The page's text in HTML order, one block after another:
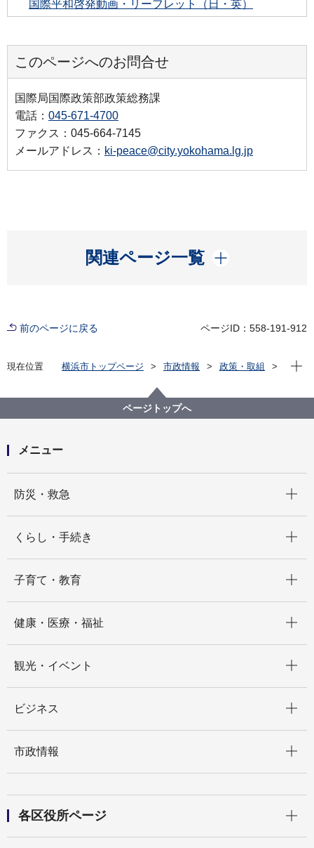
国際平和啓発動画・リーフレット（日・英）
このページへのお問合せ
国際局国際政策部政策総務課
電話： 045-671-4700
ファクス：045-664-7145
メールアドレス： ki-peace@city.yokohama.lg.jp
関連ページ一覧
開く
前のページに戻る ページID：558-191-912
現在位置 横浜市トップページ 市政情報
政策・取組
横浜市国際平和講演会「国連WFP＜2020年ノーベル平
和賞受賞＞－飢餓のない世界、そして平和へ－」をオ
ンライン開催しました
現在
ページトップへ
メニュー
防災・救急
くらし・手続き
子育て・教育
健康・医療・福祉
観光・イベント
ビジネス
市政情報
各区役所ページ